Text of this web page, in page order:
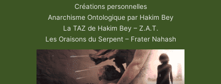
Créations personnelles
Anarchisme Ontologique par Hakim Bey
La TAZ de Hakim Bey – Z.A.T.
Les Oraisons du Serpent – Frater Nahash